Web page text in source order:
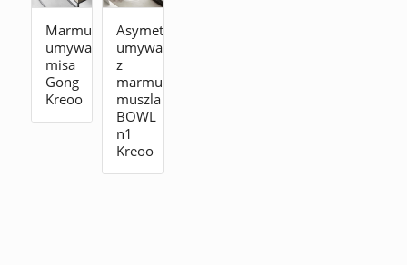
Marmurowa
umywalka
misa
Gong
Kreoo
Asymetryczna
umywalka
z
marmuru
muszla
BOWL
n1
Kreoo